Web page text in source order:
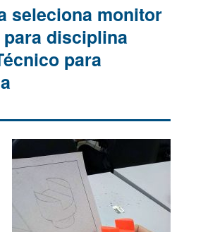
seleciona monitor
disciplina
para